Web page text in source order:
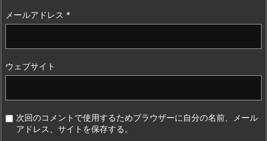
メールアドレス *
ウェブサイト
次回のコメントで使用するためブラウザーに自分の名前、メール
アドレス、サイトを保存する。